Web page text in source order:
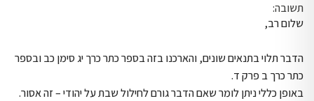
תשובה:
שלום רב,
הדבר תלוי בתנאים שונים, והארכנו בזה בספר כתר כרך יג סימן כב ובספר
כתר כרך ב פרק ד.
באופן כללי ניתן לומר שאם הדבר גורם לחילול שבת על יהודי – זה אסור.